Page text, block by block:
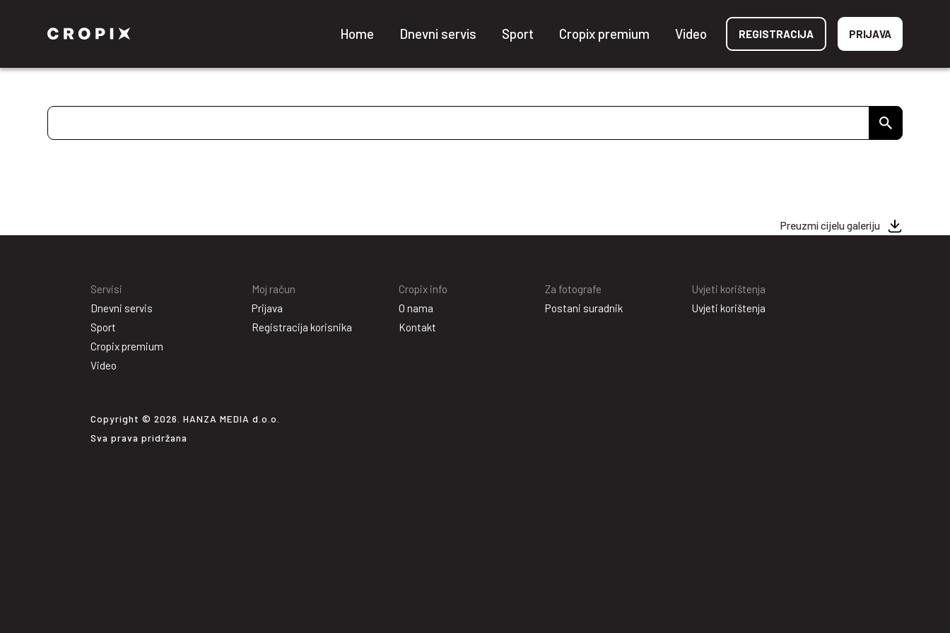
Home Dnevni servis Sport Cropix premium Video REGISTRACIJA PRIJAVA
Preuzmi cijelu galeriju
Servisi
Dnevni servis
Sport
Cropix premium
Video
Moj račun
Prijava
Registracija korisnika
Cropix info
O nama
Kontakt
Za fotografe
Postani suradnik
Uvjeti korištenja
Uvjeti korištenja
Copyright © 2026. HANZA MEDIA d.o.o.
Sva prava pridržana